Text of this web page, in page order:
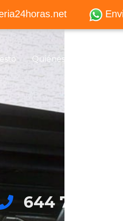
Quiénes somos
644 719 588